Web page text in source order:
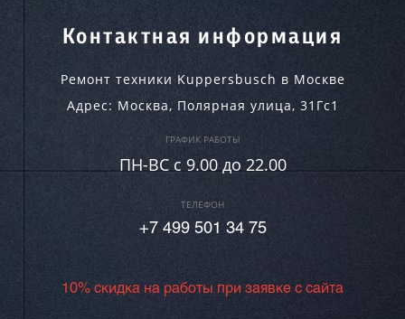
Контактная информация
Ремонт техники Kuppersbusch в Москве
Адрес: Москва, Полярная улица, 31Гс1
ГРАФИК РАБОТЫ
ПН-ВC c 9.00 до 22.00
ТЕЛЕФОН
+7 499 501 34 75
10% скидка на работы при заявке с сайта